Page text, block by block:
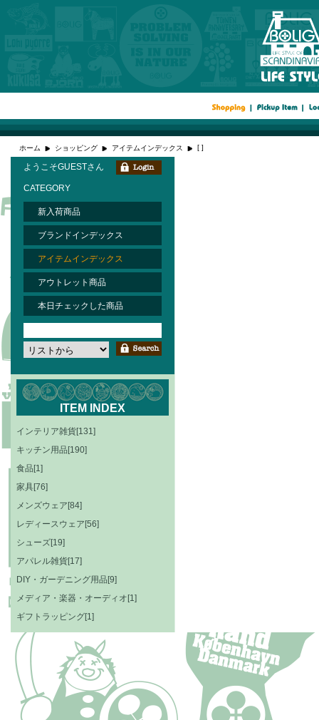
ホーム ショッピング アイテムインデックス [ ]
ようこそGUESTさん
CATEGORY
新入荷商品
ブランドインデックス
アイテムインデックス
アウトレット商品
本日チェックした商品
ITEM INDEX
インテリア雑貨[131]
キッチン用品[190]
食品[1]
家具[76]
メンズウェア[84]
レディースウェア[56]
シューズ[19]
アパレル雑貨[17]
DIY・ガーデニング用品[9]
メディア・楽器・オーディオ[1]
ギフトラッピング[1]